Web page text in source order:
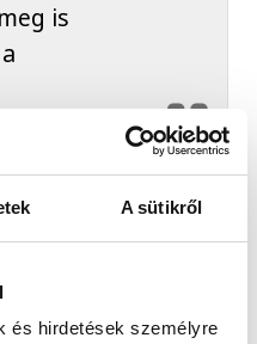
A sütikről
és hirdetések személyre
is
a
CSÖRE
képből csupán